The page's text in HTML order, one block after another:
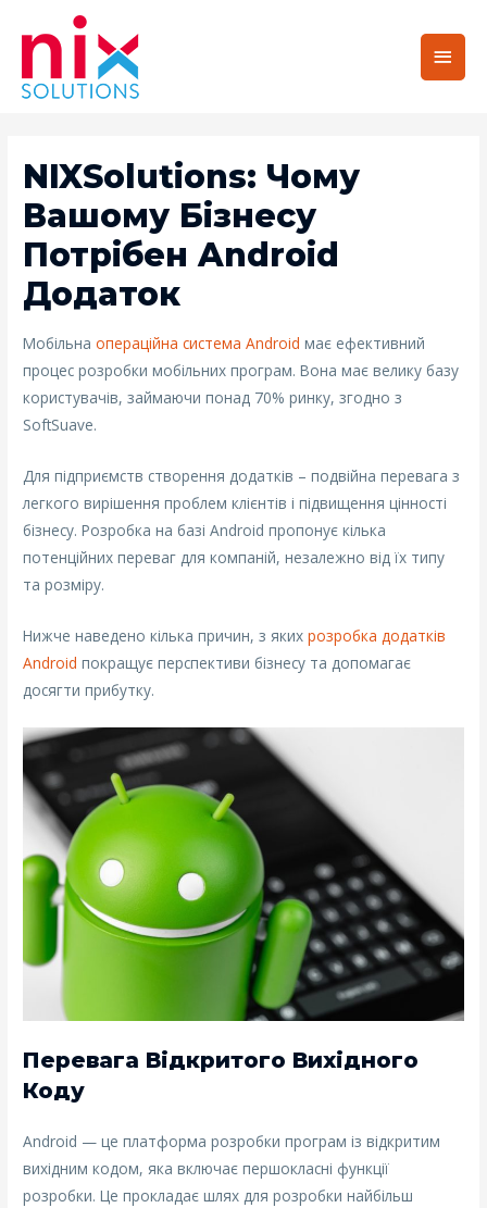
Main
NIXSolutions: Чому
Вашому Бізнесу
Потрібен Android
Додаток
Мобільнаопераційна система Android має ефективний
процес розробки мобільних програм. Вона має велику базу
користувачів, займаючи понад 70% ринку, згодно з
SoftSuave.
Для підприємств створення додатків – подвійна перевага з
легкого вирішення проблем клієнтів і підвищення цінності
бізнесу. Розробка на базі Android пропонує кілька
потенційних переваг для компаній, незалежно від їх типу
та розміру.
Нижче наведено кілька причин, з якихрозробка додатків
Android покращує перспективи бізнесу та допомагає
досягти прибутку.
Перевага Відкритого Вихідного
Коду
Android — це платформа розробки програм із відкритим
вихідним кодом, яка включає першокласні функції
розробки. Це прокладає шлях для розробки найбільш